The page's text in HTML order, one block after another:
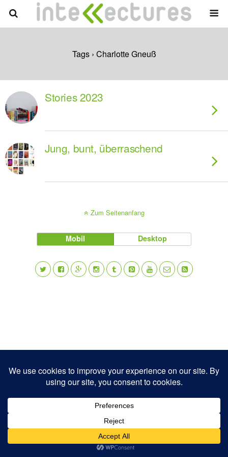
Tags › Charlotte Gneuß
Stories 2023
Jung, bunt, überraschend
Zum Seitenanfang
Mobil Desktop